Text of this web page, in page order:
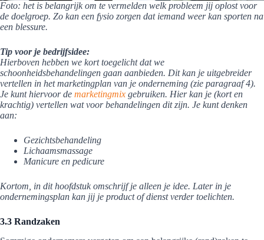
Foto: het is belangrijk om te vermelden welk probleem jij oplost voor
de doelgroep. Zo kan een fysio zorgen dat iemand weer kan sporten na
een blessure.
Tip voor je bedrijfsidee:
Hierboven hebben we kort toegelicht dat we
schoonheidsbehandelingen gaan aanbieden. Dit kan je uitgebreider
vertellen in het marketingplan van je onderneming (zie paragraaf 4).
Je kunt hiervoor de marketingmix gebruiken. Hier kan je (kort en
krachtig) vertellen wat voor behandelingen dit zijn. Je kunt denken
aan:
Gezichtsbehandeling
Lichaamsmassage
Manicure en pedicure
Kortom, in dit hoofdstuk omschrijf je alleen je idee. Later in je
ondernemingsplan kan jij je product of dienst verder toelichten.
3.3 Randzaken